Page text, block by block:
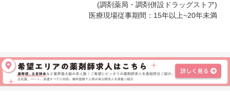
(調剤薬局・調剤併設ドラッグストア)
医療現場従事期間：15年以上~20年未満